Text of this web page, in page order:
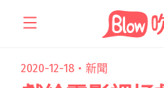
2020-12-18・ 新聞